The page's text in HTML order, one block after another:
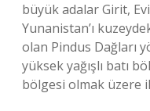
büyük adalar Girit,
Yunanistan’ı
olan Pindus Dağları
yüksek yağışlı batı
bölgesi olmak üzere